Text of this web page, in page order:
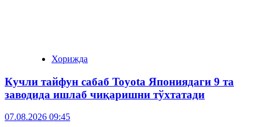
Хорижда
Кучли тайфун сабаб Toyota Япониядаги 9 та
заводида ишлаб чиқаришни тўхтатади
07.08.2026 09:45